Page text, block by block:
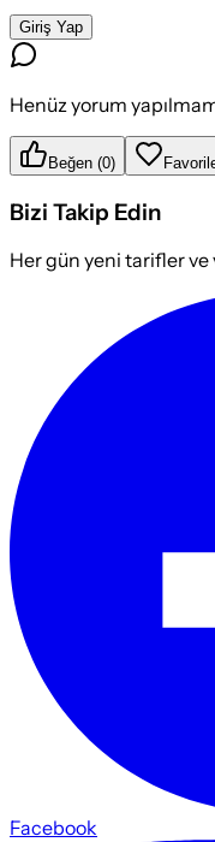
Giriş Yap
Henüz yorum
Beğen (0)
Bizi Takip Edin
Her gün yeni tarifler ve
Facebook